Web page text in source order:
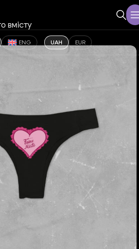
вмісту
ENG UAH EUR
збільшити